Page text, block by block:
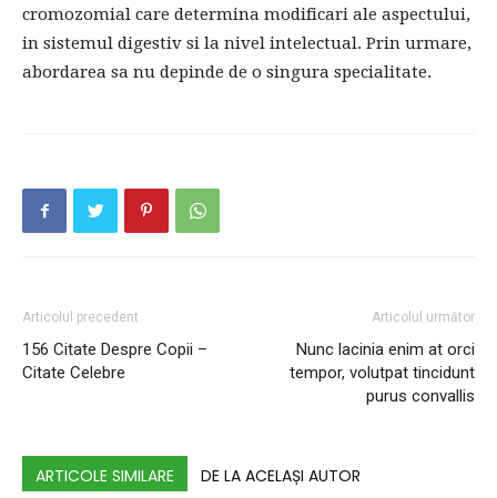
cromozomial care determina modificari ale aspectului,
in sistemul digestiv si la nivel intelectual. Prin urmare,
abordarea sa nu depinde de o singura specialitate.
Articolul precedent
156 Citate Despre Copii –
Citate Celebre
Articolul următor
Nunc lacinia enim at orci
tempor, volutpat tincidunt
purus convallis
ARTICOLE SIMILARE DE LA ACELAȘI AUTOR